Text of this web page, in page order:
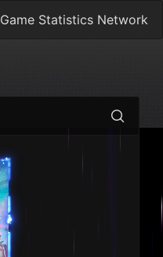
Game Statistics Network